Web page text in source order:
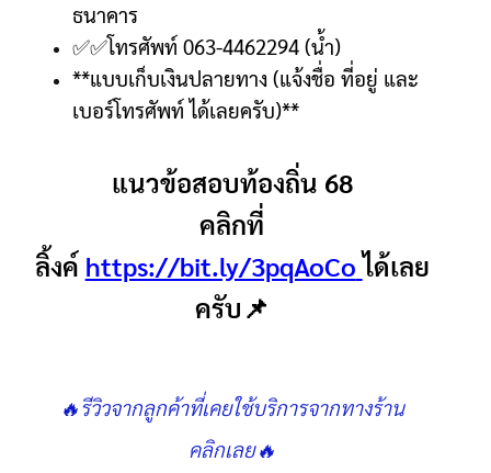
ธนาคาร
✅✅โทรศัพท์ 063-4462294 (น้ำ)
**แบบเก็บเงินปลายทาง (แจ้งชื่อ ที่อยู่ และ
เบอร์โทรศัพท์ ได้เลยครับ)**
แนวข้อสอบท้องถิ่น 68
คลิกที่
ลิ้งค์ https://bit.ly/3pqAoCo ได้เลย
ครับ📌
🔥รีวิวจากลูกค้าที่เคยใช้บริการจากทางร้าน
คลิกเลย🔥